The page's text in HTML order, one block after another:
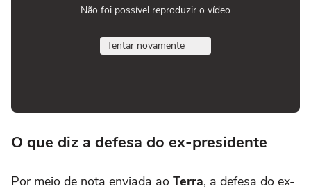
Não foi possível reproduzir o vídeo
Tentar novamente
O que diz a defesa do ex-presidente
Por meio de nota enviada ao Terra, a defesa do ex-